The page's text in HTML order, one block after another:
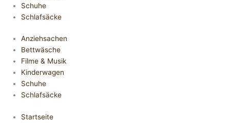
Schuhe
Schlafsäcke
Anziehsachen
Bettwäsche
Filme & Musik
Kinderwagen
Schuhe
Schlafsäcke
Startseite